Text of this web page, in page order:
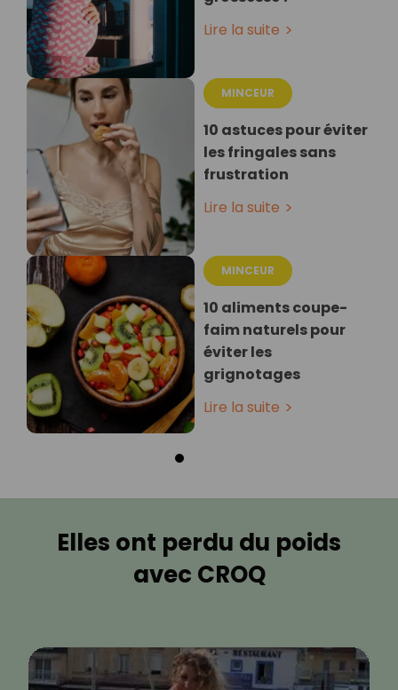
Lire la suite
MINCEUR
10 astuces pour éviter
les fringales sans
frustration
Lire la suite
MINCEUR
10 aliments coupe-
faim naturels pour
éviter les
grignotages
Lire la suite
Elles ont perdu du poids
avec CROQ